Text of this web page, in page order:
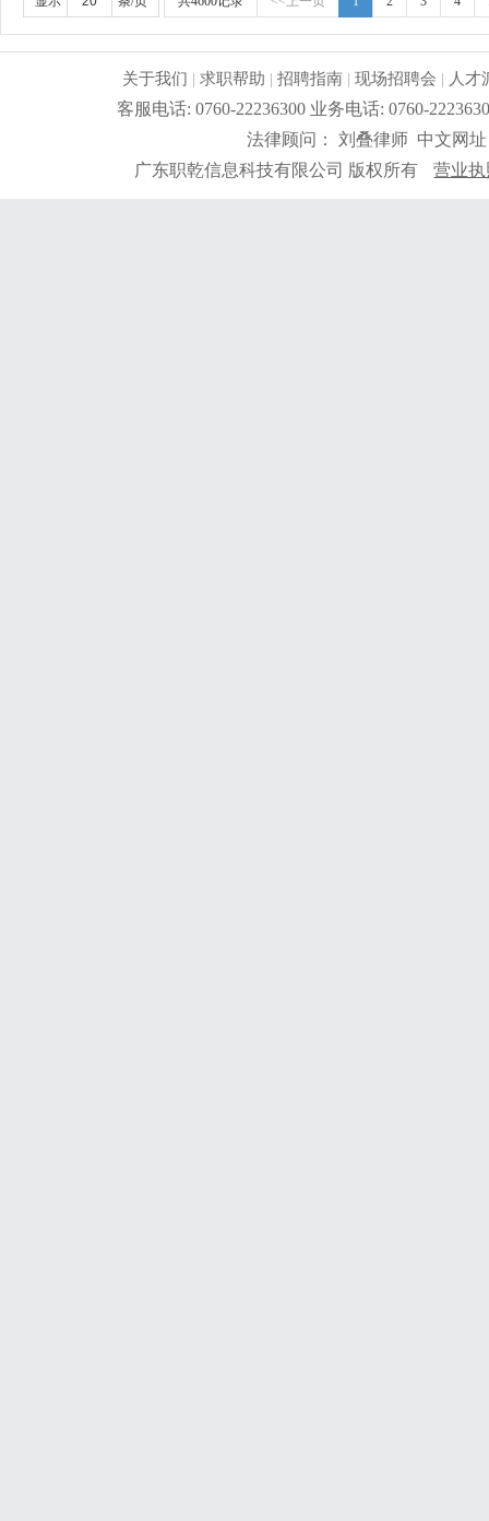
易、商务英语类相关专业；无工作经验均可，前提勤奋
优秀的语言表达能力及组织协调能力。工作时间：早上
家假期。工资待遇好，底薪+提成,员工一年实现买车，
平台，公司最大努力为外贸部门搭建出好线上平台。
拼搏，执着， 热爱外贸的心。欢迎随时加入我们的大
己的新天地。天空海阔任你飞。也欢迎应届毕业生加入
关于我们 |求职帮助 |招聘指南 |现场招聘会 | 人才
客服电话: 0760-22236300 业务电话: 0760-
法律顾问： 刘叠律师 中文网
广东职乾信息科技有限公司 版权所有
营业